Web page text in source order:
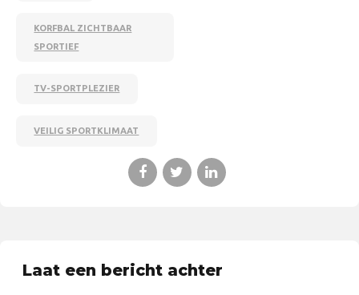
KORFBAL ZICHTBAAR
SPORTIEF
TV-SPORTPLEZIER
VEILIG SPORTKLIMAAT
Laat een bericht achter